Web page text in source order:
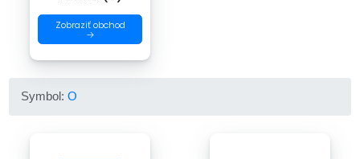
Zobraziť obchod
→
Symbol:O